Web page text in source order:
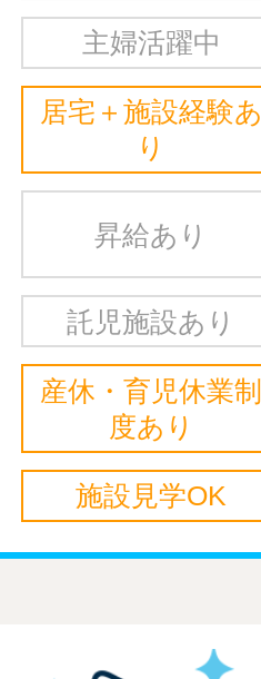
主婦活躍中
居宅＋施設経験あ
り
昇給あり
託児施設あり
産休・育児休業制
度あり
施設見学OK